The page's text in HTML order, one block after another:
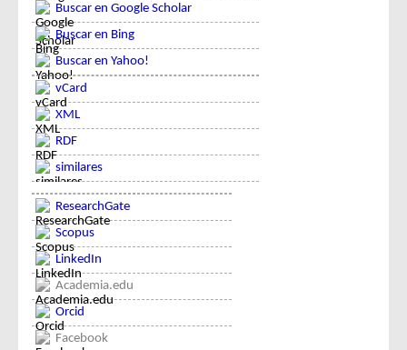
Buscar en Google Scholar
Buscar en Bing
Buscar en Yahoo!
vCard
XML
RDF
similares
ResearchGate
Scopus
LinkedIn
Academia.edu
Orcid
Facebook